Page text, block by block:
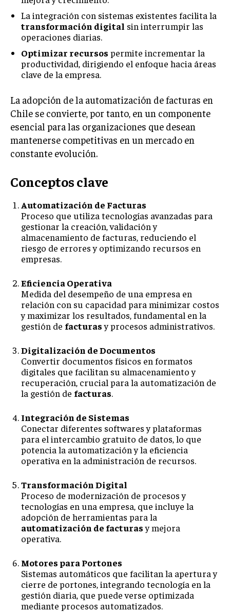
ÉTICA EMPRESARIAL Y RESPONSABILIDAD
SOCIAL
BLOG
Ricardo Mendoza
Soy Ricardo Mendoza, periodista de negocios e
innovación, con amplia trayectoria. Desde hace
más de diez años, colaboro en un reconocido
portal de noticias, abarcando desde noticias
el periodismo como motor de cambio, manteniendo a la
sociedad actualizada y proactiva.
Aparece en periódicos digitales y domina los buscadores,
Infórmate aquí.
La integración con sistemas existentes facilita la
transformación digital sin interrumpir las
operaciones diarias.
Optimizar recursos permite incrementar la
productividad, dirigiendo el enfoque hacia áreas
clave de la empresa.
La adopción de la automatización de facturas en
Chile se convierte, por tanto, en un componente
esencial para las organizaciones que desean
mantenerse competitivas en un mercado en
constante evolución.
Conceptos clave
Automatización de Facturas
Proceso que utiliza tecnologías avanzadas para
gestionar la creación, validación y
almacenamiento de facturas, reduciendo el
riesgo de errores y optimizando recursos en
empresas.
Eficiencia Operativa
Medida del desempeño de una empresa en
relación con su capacidad para minimizar costos
y maximizar los resultados, fundamental en la
gestión de facturasy procesos administrativos.
Digitalización de Documentos
Convertir documentos físicos en formatos
digitales que facilitan su almacenamiento y
recuperación, crucial para la automatización de
la gestión de facturas.
Integración de Sistemas
Conectar diferentes softwares y plataformas
para el intercambio gratuito de datos, lo que
potencia la automatización y la eficiencia
operativa en la administración de recursos.
Transformación Digital
Proceso de modernización de procesos y
tecnologías en una empresa, que incluye la
adopción de herramientas para la
automatización de facturasy mejora
operativa.
Motores para Portones
Sistemas automáticos que facilitan la apertura y
cierre de portones, integrando tecnología en la
gestión diaria, que puede verse optimizada
mediante procesos automatizados.